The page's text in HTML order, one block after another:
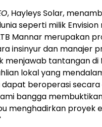
, Hayleys Solar,
seperti milik
Mannar merupakan
insinyur dan manajer
menjawab tantangan di
lokal yang
beroperasi
bangga
menghadirkan proyek